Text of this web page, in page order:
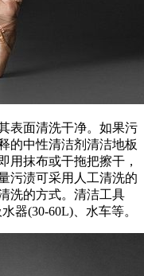
表面清洗干净。如果污
的中性清洁剂清洁地板
用抹布或干拖把擦干，
污渍可采用人工清洗的
洗的方式。清洁工具
器(30-60L)、水车等。